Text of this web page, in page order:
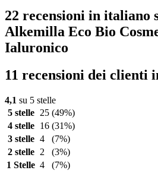
22 recensioni in italiano
Alkemilla Eco Bio
Ialuronico
11 recensioni dei clienti
4,1 su 5 stelle
5 stelle
25 (49%)
4 stelle
16 (31%)
3 stelle 4
(7%)
2 stelle
2
(3%)
1 Stelle 4 (7%)